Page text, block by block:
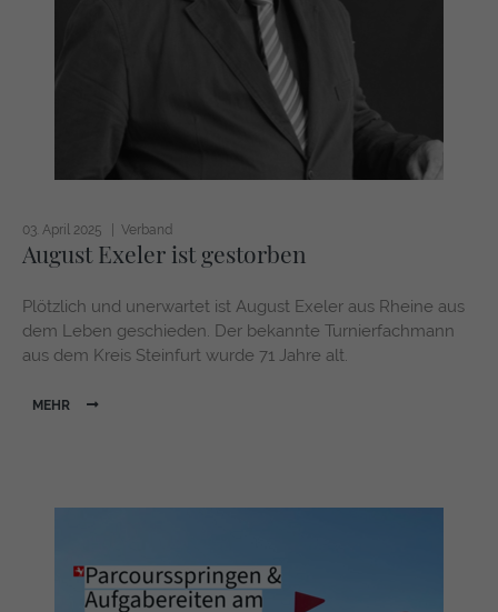
03. April 2025 Verband
August Exeler ist gestorben
Plötzlich und unerwartet ist August Exeler aus Rheine aus
dem Leben geschieden. Der bekannte Turnierfachmann
aus dem Kreis Steinfurt wurde 71 Jahre alt.
MEHR
https://policies.google.com/privacy